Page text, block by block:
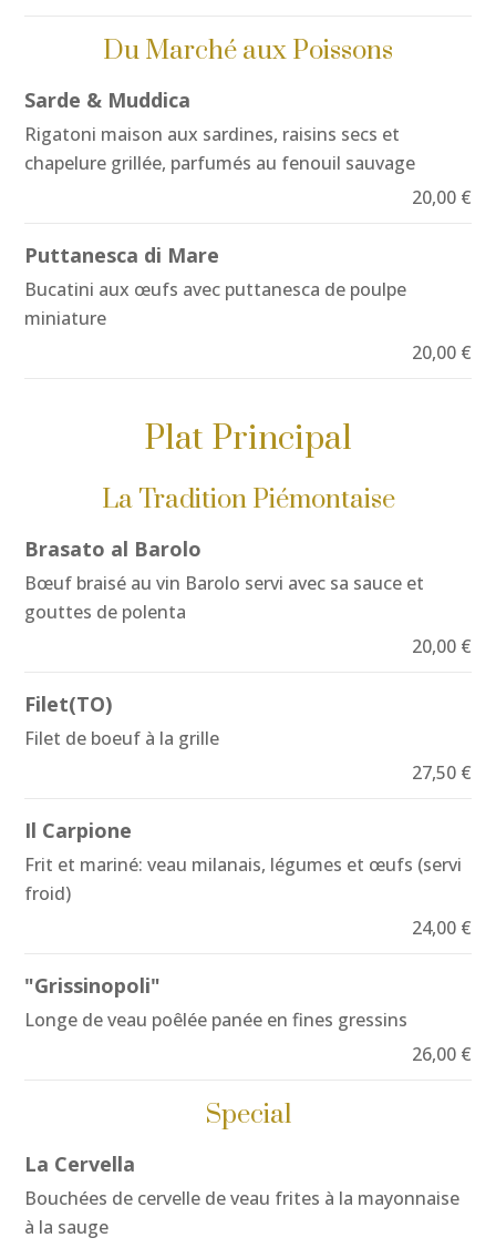
Du Marché aux Poissons
Sarde & Muddica
Rigatoni maison aux sardines, raisins secs et
chapelure grillée, parfumés au fenouil sauvage
20,00 €
Puttanesca di Mare
Bucatini aux œufs avec puttanesca de poulpe
miniature
20,00 €
Plat Principal
La Tradition Piémontaise
Brasato al Barolo
Bœuf braisé au vin Barolo servi avec sa sauce et
gouttes de polenta
20,00 €
Filet(TO)
Filet de boeuf à la grille
27,50 €
Il Carpione
Frit et mariné: veau milanais, légumes et œufs (servi
froid)
24,00 €
"Grissinopoli"
Longe de veau poêlée panée en fines gressins
26,00 €
Special
La Cervella
Bouchées de cervelle de veau frites à la mayonnaise
à la sauge